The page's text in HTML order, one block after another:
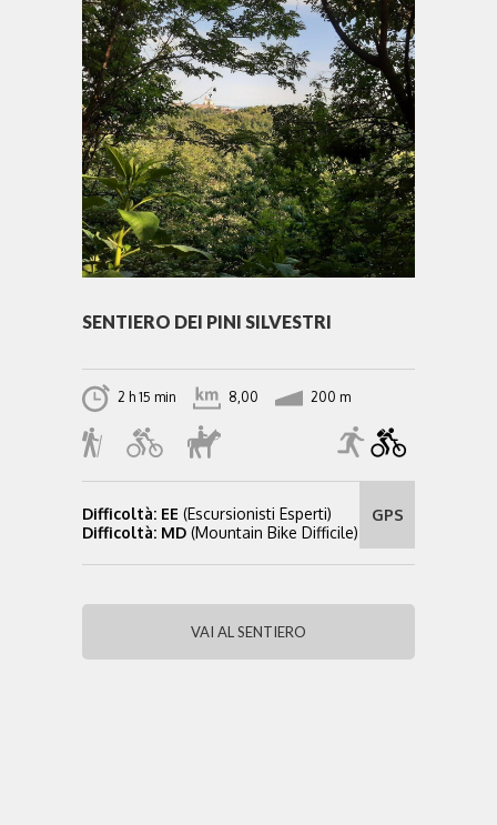
SENTIERO DEI PINI SILVESTRI
2 h 15 min 8,00 200 m
Difficoltà: EE (Escursionisti Esperti)
Difficoltà: MD (Mountain Bike Difficile)
GPS
VAI AL SENTIERO